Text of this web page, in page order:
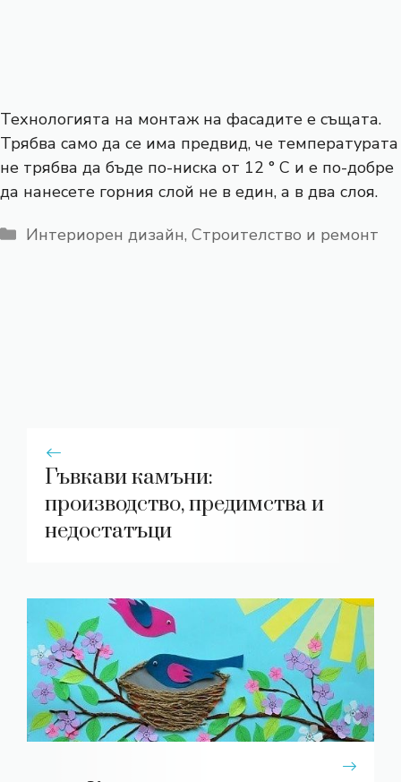
Технологията на монтаж на фасадите е същата.
Трябва само да се има предвид, че температурата
не трябва да бъде по-ниска от 12 ° C и е по-добре
да нанесете горния слой не в един, а в два слоя.
Категории
Интериорен дизайн, Строителство и ремонт
Гъвкави камъни:
производство, предимства и
недостатъци